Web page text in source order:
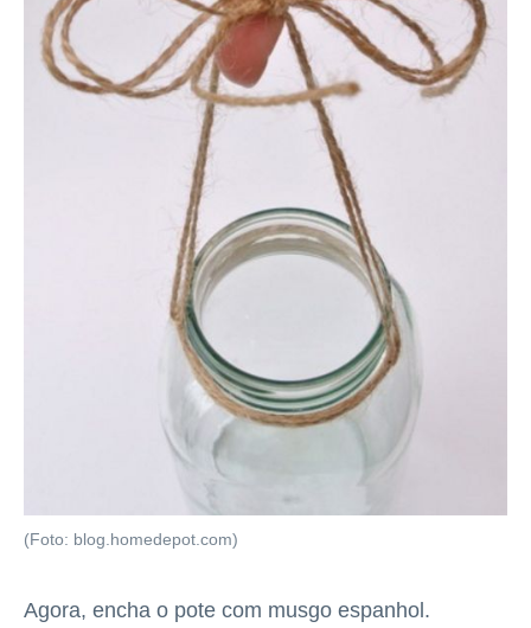
(Foto: blog.homedepot.com)
Agora, encha o pote com musgo espanhol.